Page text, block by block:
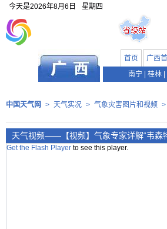
今天是2026年8月6日 星期四
首页 广西
南宁
桂林
中国天气网 > 天气实况 > 气象灾害图片和视频 >
天气视频——【视频】气象专家详解“韦森
Get the Flash Player to see this player.